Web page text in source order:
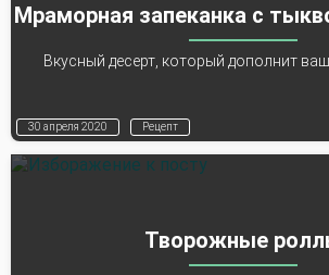
Мраморная запеканка с
Вкусный десерт, который дополнит
30 апреля 2020 Рецепт
Творожные